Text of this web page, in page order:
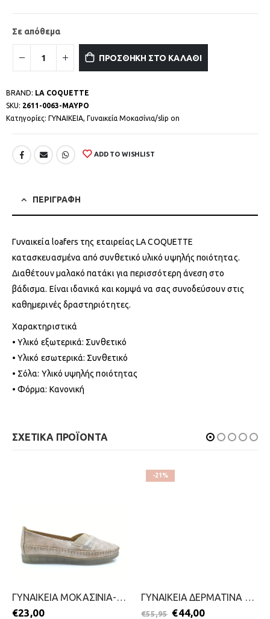
Σε απόθεμα
ΠΡΟΣΘΗΚΗ ΣΤΟ ΚΑΛΑΘΙ
BRAND: LA COQUETTE
SKU: 2611-0063-ΜΑΥΡΟ
Κατηγορίες: ΓΥΝΑΙΚΕΙΑ, Γυναικεία Μοκασίνια/slip on
ADD TO WISHLIST
ΠΕΡΙΓΡΑΦΗ
Γυναικεία loafers της εταιρείας LA COQUETTE
κατασκευασμένα από συνθετικό υλικό υψηλής ποιότητας.
Διαθέτουν μαλακό πατάκι για περισσότερη άνεση στο
βάδισμα. Είναι ιδανικά και κομψά να σας συνοδεύσουν στις
καθημερινές δραστηριότητες.
Χαρακτηριστικά
• Υλικό εξωτερικά: Συνθετικό
• Υλικό εσωτερικά: Συνθετικό
• Σόλα: Υλικό υψηλής ποιότητας
• Φόρμα: Κανονική
ΣΧΕΤΙΚΑ ΠΡΟΪΟΝΤΑ
ΓΥΝΑΙΚΕΙΑ ΜΟΚΑΣΙΝΙΑ-ANTRIN-2199-0294-ΜΠΕΖ
€23,00
-21%
ΓΥΝΑΙΚΕΙΑ ΔΕΡΜΑΤΙΝΑ ΜΟΚΑΣΙΝΙΑ-CAPRICE-2111-0088-ΜΑΥΡΟ
€55,95 €44,00